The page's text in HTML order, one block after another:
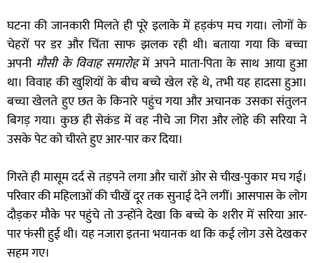
घटना की जानकारी मिलते ही पूरे इलाके में हड़कंप मच गया। लोगों के
चेहरों पर डर और चिंता साफ झलक रही थी। बताया गया कि बच्चा
अपनी मौसी के विवाह समारोहमें अपने माता-पिता के साथ आया हुआ
था। विवाह की खुशियों के बीच बच्चे खेल रहे थे, तभी यह हादसा हुआ।
बच्चा खेलते हुए छत के किनारे पहुंच गया और अचानक उसका संतुलन
बिगड़ गया। कुछ ही सेकंड में वह नीचे जा गिरा और लोहे की सरिया ने
उसके पेट को चीरते हुए आर-पार कर दिया।
गिरते ही मासूम दर्द से तड़पने लगा और चारों ओर से चीख-पुकार मच गई।
परिवार की महिलाओं की चीखें दूर तक सुनाई देने लगीं। आसपास के लोग
दौड़कर मौके पर पहुंचे तो उन्होंने देखा कि बच्चे के शरीर में सरिया आर-
पार फंसी हुई थी। यह नजारा इतना भयानक था कि कई लोग उसे देखकर
सहम गए।